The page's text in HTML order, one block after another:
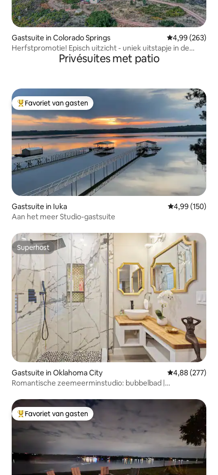
Gastsuite in Colorado Springs Gemiddelde
4,99 (263)
Herfstpromotie! Episch uitzicht - uniek uitstapje in de
Privésuites met patio
Topfavoriet van gasten
Favoriet van gasten
Gastsuite in Iuka Gemiddelde
4,99 (150)
Aan het meer Studio-gastsuite
Superhost
Superhost
Gastsuite in Oklahoma City Gemiddelde
4,88 (277)
Romantische zeemeerminstudio: bubbelbad |
Topfavoriet van gasten
Favoriet van gasten